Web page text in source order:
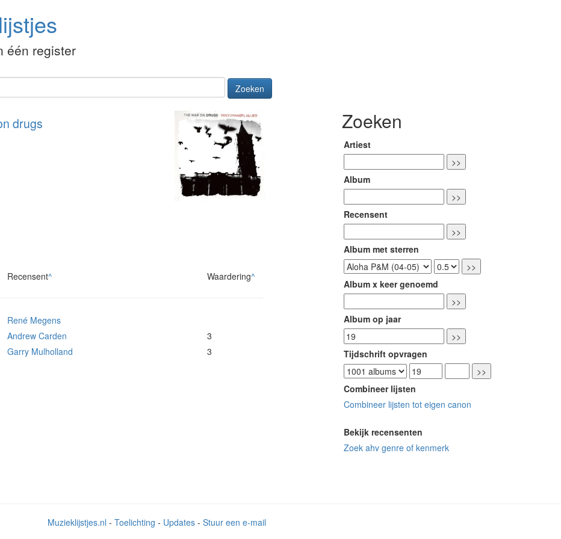
één register
Zoeken
drugs
Recensent^ Waardering^
René Megens
Andrew Carden
3
Garry Mulholland 3
Zoeken
Artiest
Album
Recensent
Album met sterren
Album x keer genoemd
Album op jaar
Tijdschrift opvragen
Combineer lijsten
Combineer lijsten tot eigen canon
Bekijk recensenten
Zoek ahv genre of kenmerk
Muzieklijstjes.nl - Toelichting - Updates- Stuur een e-mail